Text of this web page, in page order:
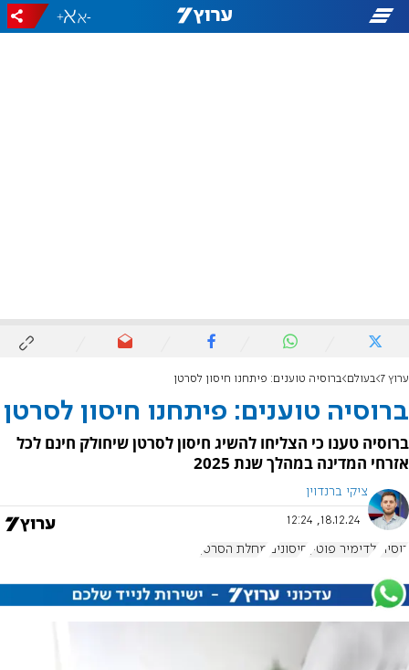
-
+
ערוץ 7 בעולם ברוסיה טוענים: פיתחנו חיסון לסרטן
ברוסיה טוענים: פיתחנו חיסון לסרטן
ברוסיה טענו כי הצליחו להשיג חיסון לסרטן שיחולק חינם לכל
אזרחי המדינה במהלך שנת 2025
ציקי ברנדוין
18.12.24, 12:24
רוסיה ולדימיר פוטין חיסונים מחלת הסרטן